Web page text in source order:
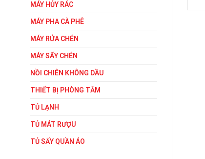
MÁY HỦY RÁC
MÁY PHA CÀ PHÊ
MÁY RỬA CHÉN
MÁY SẤY CHÉN
NỒI CHIÊN KHÔNG DẦU
THIẾT BỊ PHÒNG TẮM
TỦ LẠNH
TỦ MÁT RƯỢU
TỦ SẤY QUẦN ÁO